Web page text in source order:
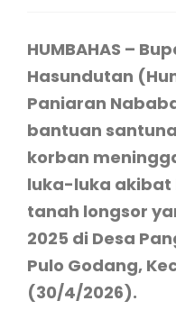
HUMBAHAS –
Hasundutan
Paniaran
bantuan
korban
luka-luka akibat
tanah longsor
2025 di Desa
Pulo Godang,
(30/4/2026).